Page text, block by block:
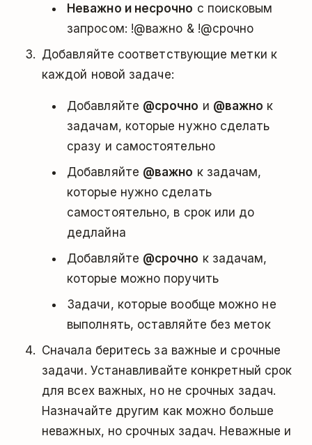
Неважно и несрочно с поисковым
запросом: !@важно & !@срочно
Добавляйте соответствующие метки к
каждой новой задаче:
Добавляйте @срочно и @важно к
задачам, которые нужно сделать
сразу и самостоятельно
Добавляйте @важно к задачам,
которые нужно сделать
самостоятельно, в срок или до
дедлайна
Добавляйте @срочно к задачам,
которые можно поручить
Задачи, которые вообще можно не
выполнять, оставляйте без меток
Сначала беритесь за важные и срочные
задачи. Устанавливайте конкретный срок
для всех важных, но не срочных задач.
Назначайте другим как можно больше
неважных, но срочных задач. Неважные и